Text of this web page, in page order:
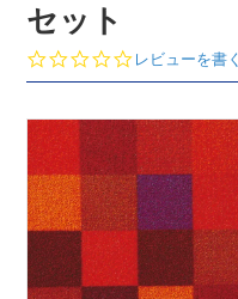
セット
0.
0
t
a
r
r
a
t
i
n
g
レビューを書く